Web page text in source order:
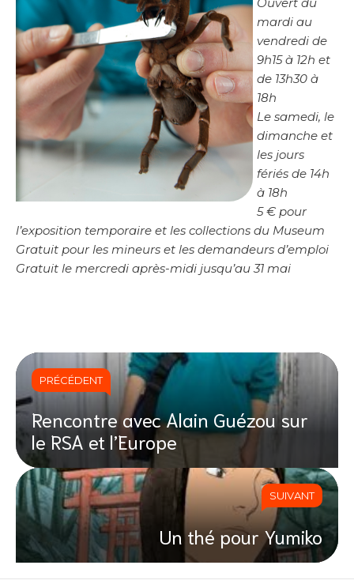
mardi au
vendredi de
9h15 à 12h et
de 13h30 à
18h
Le samedi, le
dimanche et
les jours
fériés de 14h
à 18h
5 € pour
l’exposition temporaire et les collections du Museum
Gratuit pour les mineurs et les demandeurs d’emploi
Gratuit le mercredi après-midi jusqu’au 31 mai
PRÉCÉDENT
Rencontre avec Alain Guézou sur
le RSA et l’Europe
SUIVANT
Un thé pour Yumiko